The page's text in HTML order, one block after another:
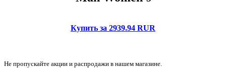
Купить за 2939.94 RUR
Не пропускайте акции и распродажи в нашем магазине.